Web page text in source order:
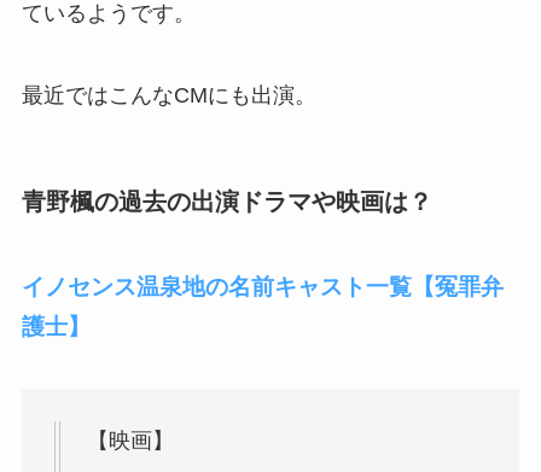
ているようです。
最近ではこんなCMにも出演。
青野楓の過去の出演ドラマや映画は？
イノセンス温泉地の名前キャスト一覧【冤罪弁
護士】
【映画】